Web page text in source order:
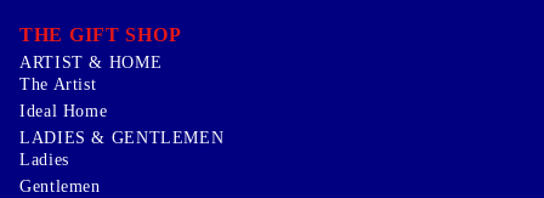
THE GIFT SHOP
ARTIST & HOME
The Artist
Ideal Home
LADIES & GENTLEMEN
Ladies
Gentlemen